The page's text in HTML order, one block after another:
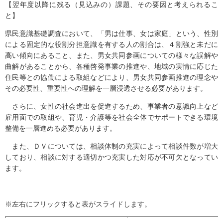
【翌年度以降に残る（見込みの）課題、その要因と考えられるこ
と】
県民意識基礎調査において、「男は仕事、女は家庭」という、性別
による固定的な役割分担意識を有する人の割合は、４割強と未だに
高い傾向にあること、また、男女共同参画についての様々な誤解や
曲解があることから、各種啓発事業の推進や、地域の実情に応じた
住民等との協働による取組などにより、男女共同参画推進の理念や
その必要性、重要性への理解を一層浸透させる必要があります。
さらに、女性の社会進出を促進するため、事業者の意識向上など
雇用面での取組や、育児・介護等を社会全体でサポートできる環境
整備を一層進める必要があります。
また、ＤＶについては、相談体制の充実によって相談件数が増大
しており、相談に対する適切かつ充実した対応が不可欠となってい
ます。
※左右にフリックすると表がスライドします。